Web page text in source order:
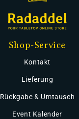
Shop-Service
Kontakt
Lieferung
Rückgabe & Umtausch
Event Kalender